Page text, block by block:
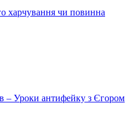
харчування чи повинна
– Уроки антифейку з Єгором